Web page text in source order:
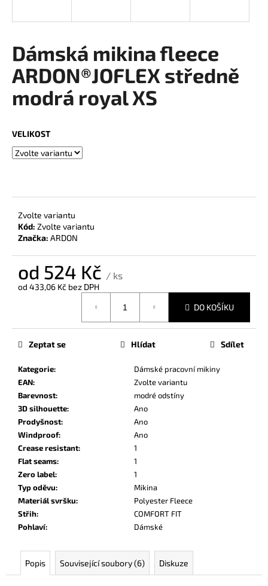
Dámská mikina fleece
ARDON®JOFLEX středně
modrá royal XS
VELIKOST
Zvolte variantu
Kód: Zvolte variantu
Značka: ARDON
od 524 Kč / ks
od 433,06 Kč bez DPH
DO KOŠÍKU
Kategorie:
Dámské pracovní mikiny
EAN:
Zvolte variantu
Barevnost:
modré odstíny
3D silhouette:
Ano
Prodyšnost:
Ano
Windproof:
Ano
Crease resistant:
1
Flat seams:
1
Zero label:
1
Typ oděvu:
Mikina
Materiál svršku:
Polyester Fleece
Střih:
COMFORT FIT
Pohlaví: Dámské
Zeptat se Hlídat Sdílet
Popis Související soubory (6) Diskuze
í
t
?
p
o
u
u